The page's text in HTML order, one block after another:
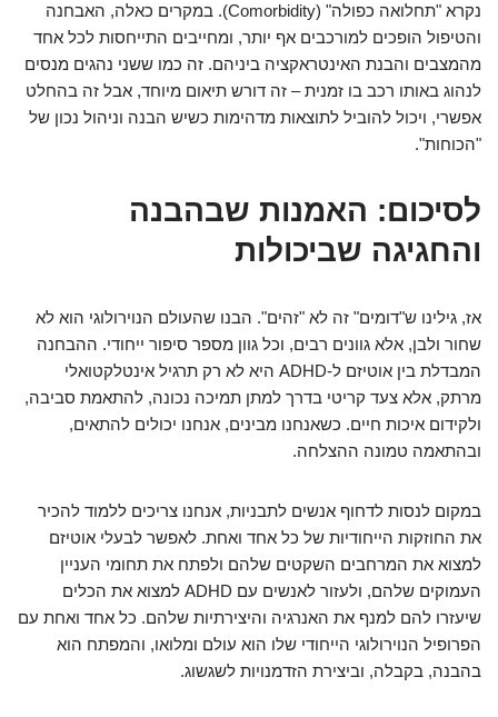
נקרא "תחלואה כפולה" (Comorbidity). במקרים כאלה, האבחנה
והטיפול הופכים למורכבים אף יותר, ומחייבים התייחסות לכל אחד
מהמצבים והבנת האינטראקציה ביניהם. זה כמו ששני נהגים מנסים
לנהוג באותו רכב בו זמנית – זה דורש תיאום מיוחד, אבל זה בהחלט
אפשרי, ויכול להוביל לתוצאות מדהימות כשיש הבנה וניהול נכון של
"הכוחות".
לסיכום: האמנות שבהבנה
והחגיגה שביכולות
אז, גילינו ש"דומים" זה לא "זהים". הבנו שהעולם הנוירולוגי הוא לא
שחור ולבן, אלא גוונים רבים, וכל גוון מספר סיפור ייחודי. ההבחנה
המבדלת בין אוטיזם ל-ADHD היא לא רק תרגיל אינטלקטואלי
מרתק, אלא צעד קריטי בדרך למתן תמיכה נכונה, להתאמת סביבה,
ולקידום איכות חיים. כשאנחנו מבינים, אנחנו יכולים להתאים,
ובהתאמה טמונה ההצלחה.
במקום לנסות לדחוף אנשים לתבניות, אנחנו צריכים ללמוד להכיר
את החוזקות הייחודיות של כל אחד ואחת. לאפשר לבעלי אוטיזם
למצוא את המרחבים השקטים שלהם ולפתח את תחומי העניין
העמוקים שלהם, ולעזור לאנשים עם ADHD למצוא את הכלים
שיעזרו להם למנף את האנרגיה והיצירתיות שלהם. כל אחד ואחת עם
הפרופיל הנוירולוגי הייחודי שלו הוא עולם ומלואו, והמפתח הוא
בהבנה, בקבלה, וביצירת הזדמנויות לשגשוג.